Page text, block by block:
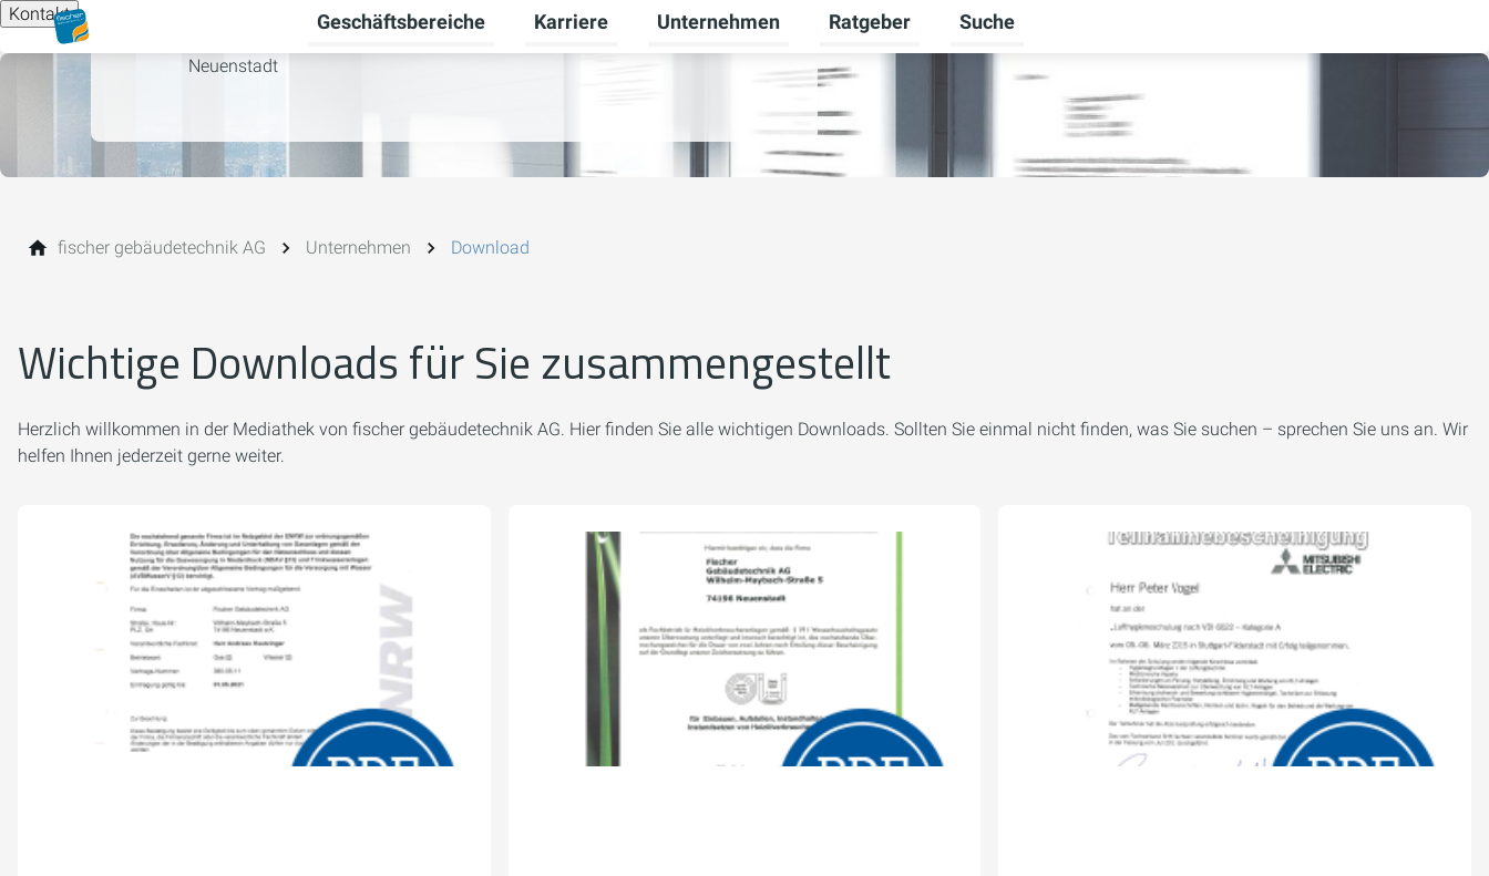
Kontakt Geschäftsbereiche
Untermenü für Geschäftsbereiche umschalten
Karriere
Untermenü für Karriere umschalten
Unternehmen
Untermenü für Unternehmen umschalten
Ratgeber
Untermenü für Ratgeber umschalten
Suche
Neuenstadt
fischer gebäudetechnik AG Unternehmen Download
Wichtige Downloads für Sie zusammengestellt
Herzlich willkommen in der Mediathek von fischer gebäudetechnik AG. Hier finden Sie alle wichtigen Downloads. Sollten Sie einmal nicht finden, was Sie suchen – sprechen Sie uns an. Wir
helfen Ihnen jederzeit gerne weiter.